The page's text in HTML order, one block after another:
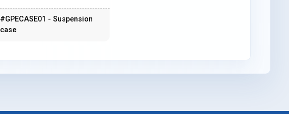
#GPECASE01 - Suspension
case